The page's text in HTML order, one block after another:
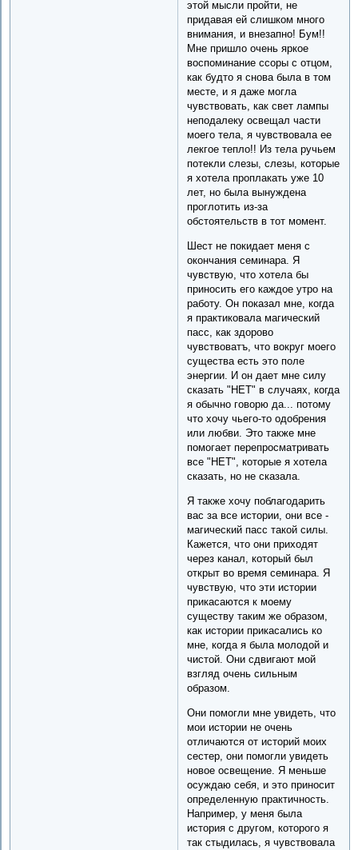
этой мысли пройти, не
придавая ей слишком много
внимания, и внезапно! Бум!!
Мне пришло очень яркое
воспоминание ссоры с отцом,
как будто я снова была в том
месте, и я даже могла
чувствовать, как свет лампы
неподалеку освещал части
моего тела, я чувствовала ее
лекгое тепло!! Из тела ручьем
потекли слезы, слезы, которые
я хотела проплакать уже 10
лет, но была вынуждена
проглотить из-за
обстоятельств в тот момент.
Шест не покидает меня с
окончания семинара. Я
чувствую, что хотела бы
приносить его каждое утро на
работу. Он показал мне, когда
я практиковала магический
пасс, как здорово
чувствоватъ, что вокруг моего
существа есть это поле
энергии. И он дает мне силу
сказать "НЕТ" в случаях, когда
я обычно говорю да... потому
что хочу чьего-то одобрения
или любви. Это также мне
помогает перепросматривать
все "НЕТ", которые я хотела
сказать, но не сказала.
Я также хочу поблагодарить
вас за все истории, они все -
магический пасс такой силы.
Кажется, что они приходят
через канал, который был
открыт во время семинара. Я
чувствую, что эти истории
прикасаются к моему
существу таким же образом,
как истории прикасались ко
мне, когда я была молодой и
чистой. Они сдвигают мой
взгляд очень сильным
образом.
Они помогли мне увидеть, что
мои истории не очень
отличаются от историй моих
сестер, они помогли увидеть
новое освещение. Я меньше
осуждаю себя, и это приносит
определенную практичность.
Например, у меня была
история с другом, которого я
так стыдилась, я чувствовала